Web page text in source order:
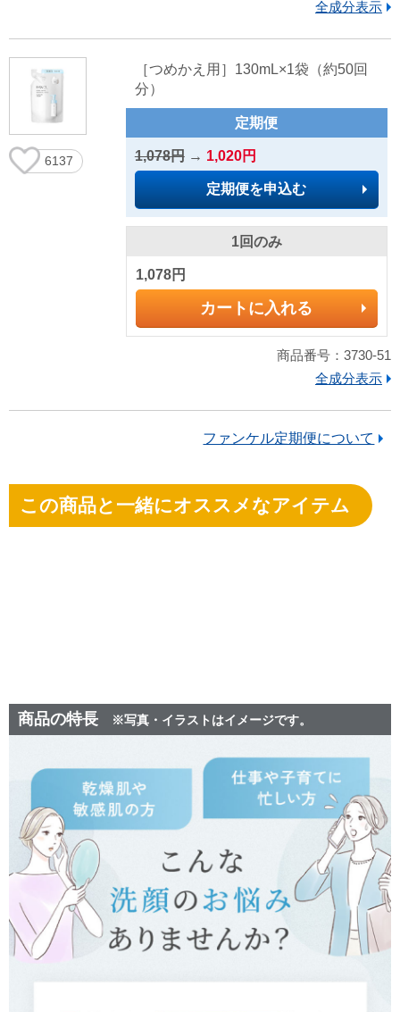
全成分表示
6137
［つめかえ用］130mL×1袋（約50回
分）
定期便
1,078円→ 1,020円
定期便を申込む
1回のみ
1,078円
カートに入れる
商品番号：3730-51
全成分表示
ファンケル定期便について
この商品と一緒にオススメなアイテム
商品の特長 ※写真・イラストはイメージです。